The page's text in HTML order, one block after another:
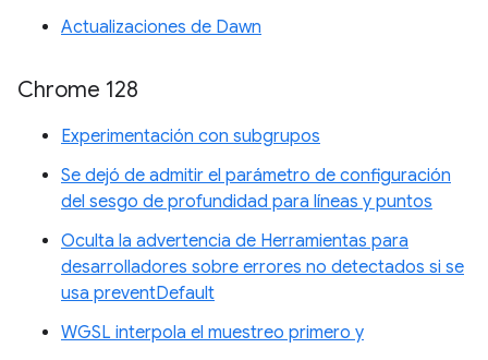
Actualizaciones de Dawn
Chrome 128
Experimentación con subgrupos
Se dejó de admitir el parámetro de configuración
del sesgo de profundidad para líneas y puntos
Oculta la advertencia de Herramientas para
desarrolladores sobre errores no detectados si se
usa preventDefault
WGSL interpola el muestreo primero y